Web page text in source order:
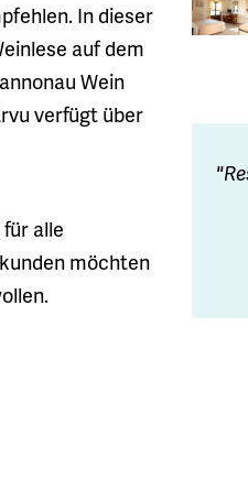
In dieser
auf dem
Wein
verfügt über
alle
möchten